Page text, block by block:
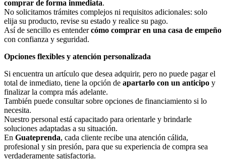
comprar de forma inmediata.
No solicitamos trámites complejos ni requisitos adicionales: solo
elija su producto, revise su estado y realice su pago.
Así de sencillo es entendercómo comprar en una casa de empeño
con confianza y seguridad.
Opciones flexibles y atención personalizada
Si encuentra un artículo que desea adquirir, pero no puede pagar el
total de inmediato, tiene la opción de apartarlo con un anticipo y
finalizar la compra más adelante.
También puede consultar sobre opciones de financiamiento si lo
necesita.
Nuestro personal está capacitado para orientarle y brindarle
soluciones adaptadas a su situación.
En Guateprenda, cada cliente recibe una atención cálida,
profesional y sin presión, para que su experiencia de compra sea
verdaderamente satisfactoria.